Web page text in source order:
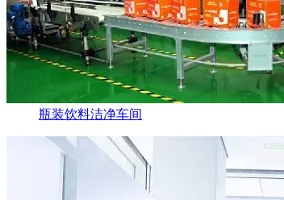
瓶装饮料洁净车间